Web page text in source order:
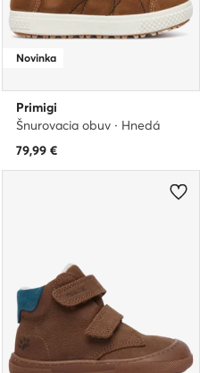
Novinka
Primigi
Šnurovacia obuv · Hnedá
79,99 €